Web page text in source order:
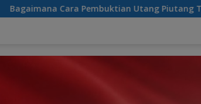
Utang Piutang Tanpa Perjanjian Tertulis ?